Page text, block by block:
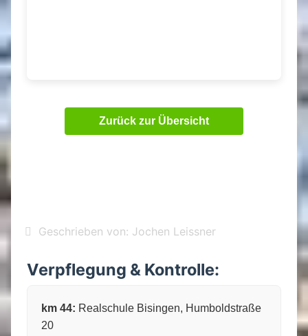
Zurück zur Übersicht
Geschrieben von: Jochen Leissner
Verpflegung & Kontrolle:
km 44: Realschule Bisingen, Humboldstraße
20